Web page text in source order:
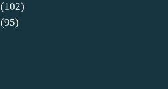
(102)
(95)